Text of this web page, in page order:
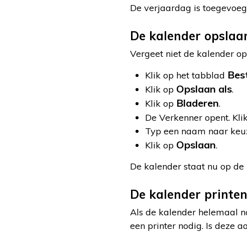
De verjaardag is
De kalender
Vergeet niet de kalender
Klik op het tabblad
Klik op Opslaan als.
Klik op Bladeren.
De Verkenner opent.
Typ een naam naar
Klik op Opslaan.
De kalender staat nu op de
De kalender printen
Als de kalender helemaal
een printer nodig. Is deze